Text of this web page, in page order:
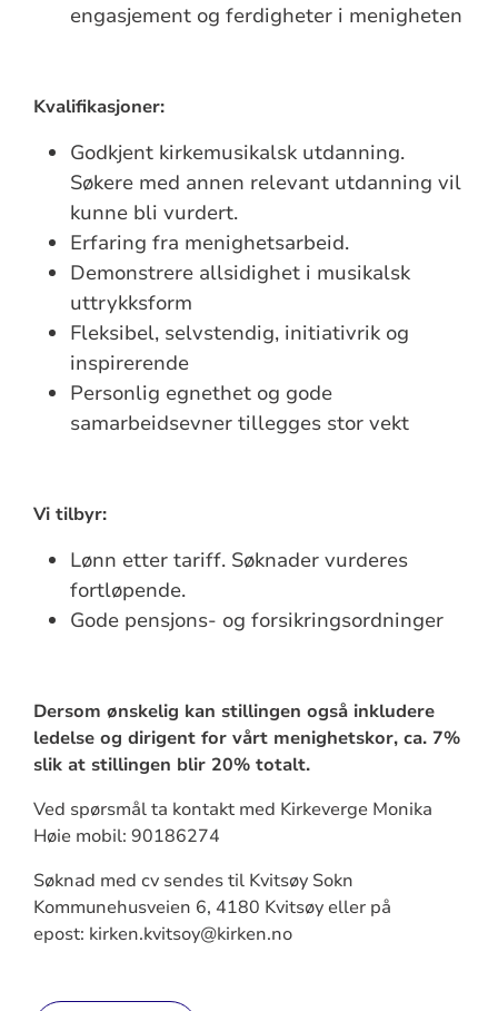
engasjement og ferdigheter i menigheten
Kvalifikasjoner:
Godkjent kirkemusikalsk utdanning.
Søkere med annen relevant utdanning vil
kunne bli vurdert.
Erfaring fra menighetsarbeid.
Demonstrere allsidighet i musikalsk
uttrykksform
Fleksibel, selvstendig, initiativrik og
inspirerende
Personlig egnethet og gode
samarbeidsevner tillegges stor vekt
Vi tilbyr:
Lønn etter tariff. Søknader vurderes
fortløpende.
Gode pensjons- og forsikringsordninger
Dersom ønskelig kan stillingen også inkludere
ledelse og dirigent for vårt menighetskor, ca. 7%
slik at stillingen blir 20% totalt.
Ved spørsmål ta kontakt med Kirkeverge Monika
Høie mobil: 90186274
Søknad med cv sendes til Kvitsøy Sokn
Kommunehusveien 6, 4180 Kvitsøy eller på
epost: kirken.kvitsoy@kirken.no